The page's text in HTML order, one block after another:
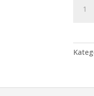
Times
Henze